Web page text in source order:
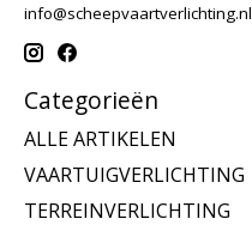
info@scheepvaartverlichting.nl
Categorieën
ALLE ARTIKELEN
VAARTUIGVERLICHTING
TERREINVERLICHTING